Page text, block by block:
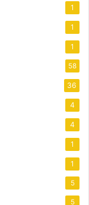
1
1
1
58
36
4
4
1
1
5
5